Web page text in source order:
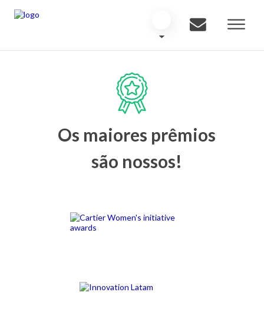
Os maiores prêmios
são nossos!